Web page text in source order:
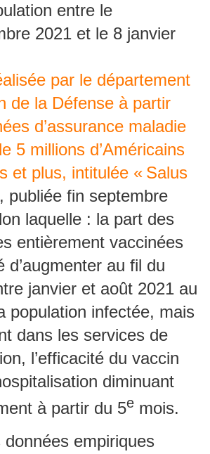
entre le
2021 et le 8 janvier
par le département
de la Défense à partir
d’assurance maladie
5 millions d’Américains
et plus, intitulée « Salus
, publiée fin septembre
laquelle : la part des
entièrement vaccinées
d’augmenter au fil du
janvier et août 2021 au
population infectée, mais
dans les services de
l’efficacité du vaccin
diminuant
à partir du 5e mois.
empiriques